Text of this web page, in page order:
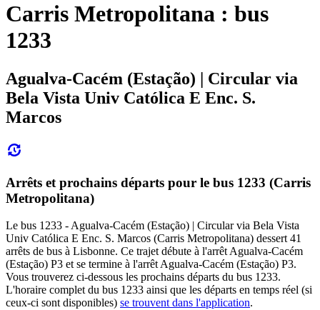
Carris Metropolitana : bus
1233
Agualva-Cacém (Estação) | Circular via
Bela Vista Univ Católica E Enc. S.
Marcos
Arrêts et prochains départs pour le bus 1233 (Carris
Metropolitana)
Le bus 1233 - Agualva-Cacém (Estação) | Circular via Bela Vista
Univ Católica E Enc. S. Marcos (Carris Metropolitana) dessert 41
arrêts de bus à Lisbonne. Ce trajet débute à l'arrêt Agualva-Cacém
(Estação) P3 et se termine à l'arrêt Agualva-Cacém (Estação) P3.
Vous trouverez ci-dessous les prochains départs du bus 1233.
L'horaire complet du bus 1233 ainsi que les départs en temps réel (si
ceux-ci sont disponibles) se trouvent dans l'application.